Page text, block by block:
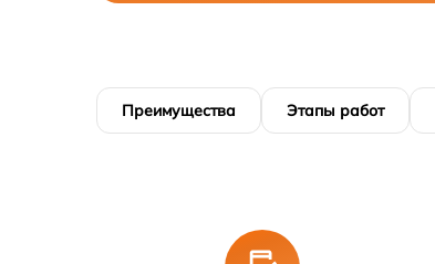
Преимущества Этапы работ